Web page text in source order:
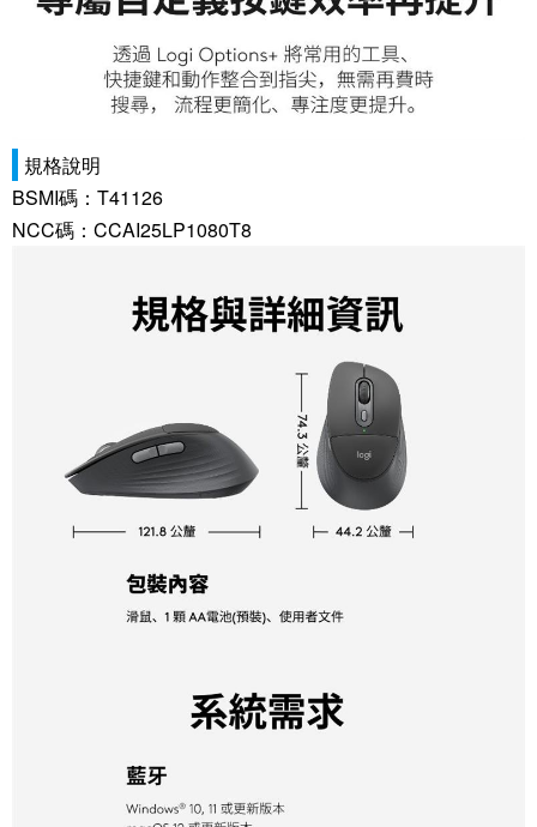
規格說明
BSMI碼：T41126
NCC碼：CCAI25LP1080T8